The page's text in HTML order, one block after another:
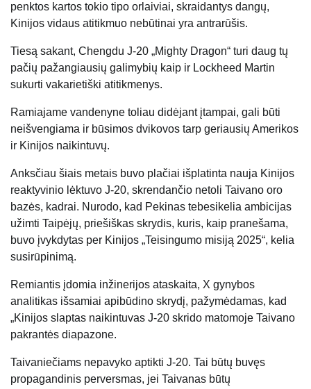
penktos kartos tokio tipo orlaiviai, skraidantys dangų,
Kinijos vidaus atitikmuo nebūtinai yra antrarūšis.
Tiesą sakant, Chengdu J-20 „Mighty Dragon“ turi daug tų
pačių pažangiausių galimybių kaip ir Lockheed Martin
sukurti vakarietiški atitikmenys.
Ramiajame vandenyne toliau didėjant įtampai, gali būti
neišvengiama ir būsimos dvikovos tarp geriausių Amerikos
ir Kinijos naikintuvų.
Anksčiau šiais metais buvo plačiai išplatinta nauja Kinijos
reaktyvinio lėktuvo J-20, skrendančio netoli Taivano oro
bazės, kadrai. Nurodo, kad Pekinas tebesikelia ambicijas
užimti Taipėjų, priešiškas skrydis, kuris, kaip pranešama,
buvo įvykdytas per Kinijos „Teisingumo misiją 2025“, kelia
susirūpinimą.
Remiantis įdomia inžinerijos ataskaita, X gynybos
analitikas išsamiai apibūdino skrydį, pažymėdamas, kad
„Kinijos slaptas naikintuvas J-20 skrido matomoje Taivano
pakrantės diapazone.
Taivaniečiams nepavyko aptikti J-20. Tai būtų buvęs
propagandinis perversmas, jei Taivanas būtų